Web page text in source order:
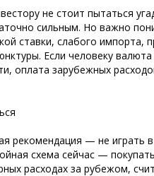
не стоит пытаться
сильным. Но важно
ставки, слабого
Если человеку
оплата зарубежных
рекомендация — не играть
схема сейчас —
расходах за рубежом,